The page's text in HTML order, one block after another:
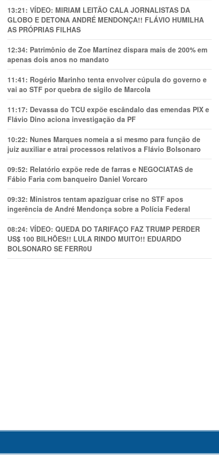
13:21: VÍDEO: MIRIAM LEITÃO CALA JORNALISTAS DA
GLOBO E DETONA ANDRÉ MENDONÇA!! FLÁVIO HUMILHA
AS PRÓPRIAS FILHAS
12:34: Patrimônio de Zoe Martínez dispara mais de 200% em
apenas dois anos no mandato
11:41: Rogério Marinho tenta envolver cúpula do governo e
vai ao STF por quebra de sigilo de Marcola
11:17: Devassa do TCU expõe escândalo das emendas PIX e
Flávio Dino aciona investigação da PF
10:22: Nunes Marques nomeia a si mesmo para função de
juiz auxiliar e atrai processos relativos a Flávio Bolsonaro
09:52: Relatório expõe rede de farras e NEGOCIATAS de
Fábio Faria com banqueiro Daniel Vorcaro
09:32: Ministros tentam apaziguar crise no STF apos
ingerência de André Mendonça sobre a Polícia Federal
08:24: VÍDEO: QUEDA DO TARIFAÇO FAZ TRUMP PERDER
US$ 100 BILHÕES!! LULA RINDO MUITO!! EDUARDO
BOLSONARO SE FERR0U